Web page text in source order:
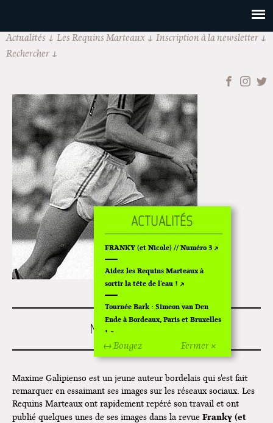
Actualités Les Requins Marteaux
Inscription à la newsletter
Rechercher
MAXIME GALIPIENSO
Maxime Galipienso est un jeune auteur bordelais qui s'est fait
remarquer en essaimant ses images sur les réseaux sociaux. Les
Requins Marteaux ont rapidement repéré son travail et ont
publié quelques unes de ses images dans la revue Franky (et
Fermer ×
↔ Bougez
FRANKY (et Nicole) // Numéro 3
Aidez les Requins Marteaux à
sortir la tête de l'eau !
Tournée Bark : Simeon van Den
Ende à Bordeaux, Paris et Bruxelles
!
Off Of Off d'Angoulême 2024
Superette de noël à Pola
L'exposition de Fungirl à
Montpellier !